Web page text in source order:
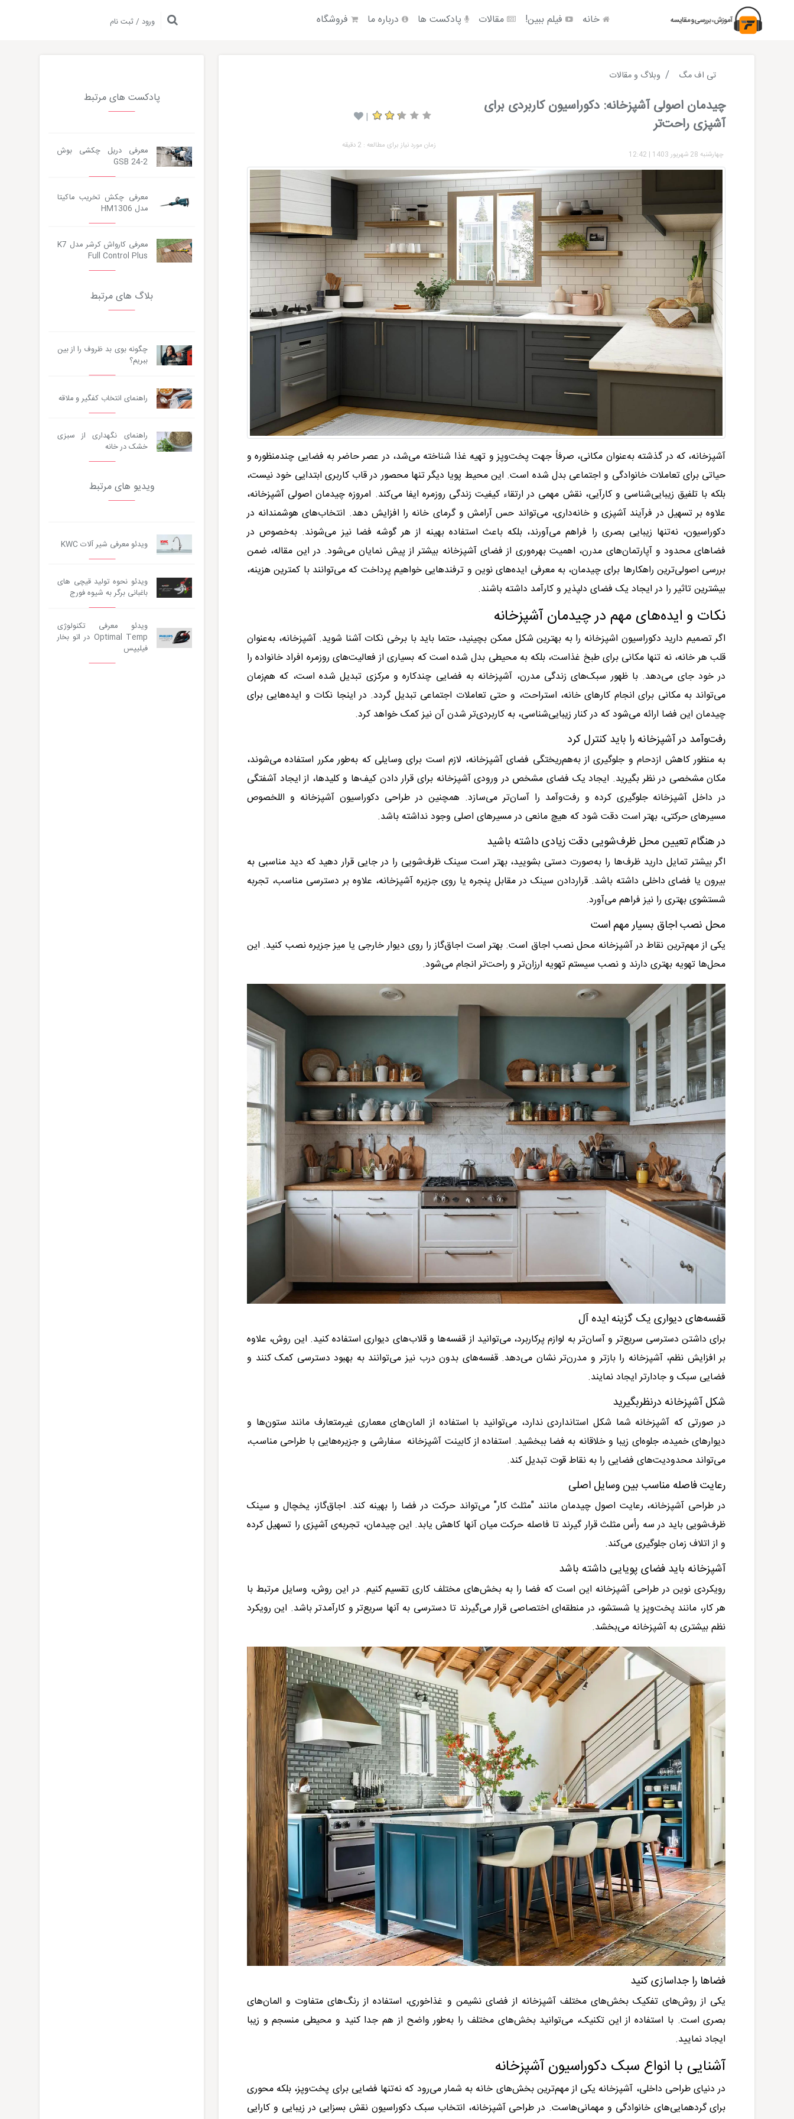
خانه فیلم ببین! مقالات پادکست ها درباره ما فروشگاه ورود / ثبت نام
تی اف مگ وبلاگ و مقالات
چیدمان اصولی آشپزخانه: دکوراسیون کاربردی برای
آشپزی راحت‌تر
چهارشنبه 28 شهریور 1403 |
12:42
|
زمان مورد نیاز برای مطالعه : 2 دقیقه
آشپزخانه، که در گذشته به‌عنوان مکانی، صرفاً جهت پخت‌وپز و تهیه غذا شناخته می‌شد، در عصر حاضر به فضایی چند‌منظوره و
حیاتی برای تعاملات خانوادگی و اجتماعی بدل شده است. این محیط پویا دیگر تنها محصور در قاب کاربری ابتدایی خود نیست،
بلکه با تلفیق زیبایی‌شناسی و کارآیی، نقش مهمی در ارتقاء کیفیت زندگی روزمره ایفا می‌کند. امروزه چیدمان اصولی آشپزخانه،
علاوه بر تسهیل در فرآیند آشپزی و خانه‌داری، می‌تواند حس آرامش و گرمای خانه را افزایش دهد. انتخاب‌های هوشمندانه در
دکوراسیون، نه‌تنها زیبایی بصری را فراهم می‌آورند، بلکه باعث استفاده بهینه از هر گوشه فضا نیز می‌شوند. به‌خصوص در
فضاهای محدود و آپارتمان‌های مدرن، اهمیت بهره‌وری از فضای آشپزخانه بیشتر از پیش نمایان می‌شود. در این مقاله، ضمن
بررسی اصولی‌ترین راهکارها برای چیدمان، به معرفی ایده‌های نوین و ترفندهایی خواهیم پرداخت که می‌توانند با کمترین هزینه،
بیشترین تاثیر را در ایجاد یک فضای دلپذیر و کارآمد داشته باشند.
نکات و ایده‌های مهم در چیدمان آشپزخانه
اگر تصمیم دارید دکوراسیون اشپزخانه را به بهترین شکل ممکن بچینید، حتما باید با برخی نکات آشنا شوید. آشپزخانه، به‌عنوان
قلب هر خانه، نه تنها مکانی برای طبخ غذاست، بلکه به محیطی بدل شده است که بسیاری از فعالیت‌های روزمره افراد خانواده را
در خود جای می‌دهد. با ظهور سبک‌های زندگی مدرن، آشپزخانه به فضایی چندکاره و مرکزی تبدیل شده است، که هم‌زمان
می‌تواند به مکانی برای انجام کارهای خانه، استراحت، و حتی تعاملات اجتماعی تبدیل گردد. در اینجا نکات و ایده‌هایی برای
چیدمان این فضا ارائه می‌شود که در کنار زیبایی‌شناسی، به کاربردی‌تر شدن آن نیز کمک خواهد کرد.
رفت‌و‌آمد در آشپزخانه را باید کنترل کرد
به منظور کاهش ازدحام و جلوگیری از به‌هم‌ریختگی فضای آشپزخانه، لازم است برای وسایلی که به‌طور مکرر استفاده می‌شوند،
مکان مشخصی در نظر بگیرید. ایجاد یک فضای مشخص در ورودی آشپزخانه برای قرار دادن کیف‌ها و کلیدها، از ایجاد آشفتگی
در داخل آشپزخانه جلوگیری کرده و رفت‌و‌آمد را آسان‌تر می‌سازد. همچنین در طراحی دکوراسیون آشپزخانه و اللخصوص
مسیرهای حرکتی، بهتر است دقت شود که هیچ مانعی در مسیرهای اصلی وجود نداشته باشد.
در هنگام تعیین محل ظرف‌شویی دقت زیادی داشته باشید
اگر بیشتر تمایل دارید ظرف‌ها را به‌صورت دستی بشویید، بهتر است سینک ظرف‌شویی را در جایی قرار دهید که دید مناسبی به
بیرون یا فضای داخلی داشته باشد. قراردادن سینک در مقابل پنجره یا روی جزیره آشپزخانه، علاوه بر دسترسی مناسب، تجربه
شستشوی بهتری را نیز فراهم می‌آورد.
محل نصب اجاق بسیار مهم است
یکی از مهم‌ترین نقاط در آشپزخانه محل نصب اجاق است. بهتر است اجاق‌گاز را روی دیوار خارجی یا میز جزیره نصب کنید. این
محل‌ها تهویه بهتری دارند و نصب سیستم تهویه ارزان‌تر و راحت‌تر انجام می‌شود.
قفسه‌های دیواری یک گزینه ایده آل
برای داشتن دسترسی سریع‌تر و آسان‌تر به لوازم پرکاربرد، می‌توانید از قفسه‌ها و قلاب‌های دیواری استفاده کنید. این روش، علاوه
بر افزایش نظم، آشپزخانه را بازتر و مدرن‌تر نشان می‌دهد. قفسه‌های بدون درب نیز می‌توانند به بهبود دسترسی کمک کنند و
فضایی سبک و جادارتر ایجاد نمایند.
شکل آشپزخانه درنظربگیرید
در صورتی که آشپزخانه شما شکل استانداردی ندارد، می‌توانید با استفاده از المان‌های معماری غیرمتعارف مانند ستون‌ها و
دیوارهای خمیده، جلوه‌ای زیبا و خلاقانه به فضا ببخشید. استفاده ازکابینت آشپزخانه سفارشی و جزیره‌هایی با طراحی مناسب،
می‌تواند محدودیت‌های فضایی را به نقاط قوت تبدیل کند.
رعایت فاصله مناسب بین وسایل اصلی
در طراحی آشپزخانه، رعایت اصول چیدمان مانند "مثلث کار" می‌تواند حرکت در فضا را بهینه کند. اجاق‌گاز، یخچال و سینک
ظرف‌شویی باید در سه رأس مثلث قرار گیرند تا فاصله حرکت میان آنها کاهش یابد. این چیدمان، تجربه‌ی آشپزی را تسهیل کرده
و از اتلاف زمان جلوگیری می‌کند.
آشپزخانه باید فضای پویایی داشته باشد
رویکردی نوین در طراحی آشپزخانه این است که فضا را به بخش‌های مختلف کاری تقسیم کنیم. در این روش، وسایل مرتبط با
هر کار، مانند پخت‌وپز یا شستشو، در منطقه‌ای اختصاصی قرار می‌گیرند تا دسترسی به آنها سریع‌تر و کارآمدتر باشد. این رویکرد
نظم بیشتری به آشپزخانه می‌بخشد.
فضاها را جداسازی کنید
یکی از روش‌های تفکیک بخش‌های مختلف آشپزخانه از فضای نشیمن و غذاخوری، استفاده از رنگ‌های متفاوت و المان‌های
بصری است. با استفاده از این تکنیک، می‌توانید بخش‌های مختلف را به‌طور واضح از هم جدا کنید و محیطی منسجم و زیبا
ایجاد نمایید.
آشنایی با انواع سبک دکوراسیون آشپزخانه
در دنیای طراحی داخلی، آشپزخانه یکی از مهم‌ترین بخش‌های خانه به شمار می‌رود که نه‌تنها فضایی برای پخت‌وپز، بلکه محوری
برای گردهمایی‌های خانوادگی و مهمانی‌هاست. در طراحی آشپزخانه، انتخاب سبک دکوراسیون نقش بسزایی در زیبایی و کارایی
پادکست های مرتبط
معرفی دریل چکشی بوش
GSB 24-2
معرفی چکش تخریب ماکیتا
مدل HM1306
معرفی کارواش کرشر مدل K7
Full Control Plus
بلاگ های مرتبط
چگونه بوی بد ظروف را از بین
ببریم؟
راهنمای انتخاب کفگیر و ملاقه
راهنمای نگهداری از سبزی
خشک در خانه
ویدیو های مرتبط
ویدئو معرفی شیر آلات KWC
ویدئو نحوه تولید قیچی های
باغبانی برگر به شیوه فورج
ویدئو معرفی تکنولوژی
Optimal Temp در اتو بخار
فیلیپس